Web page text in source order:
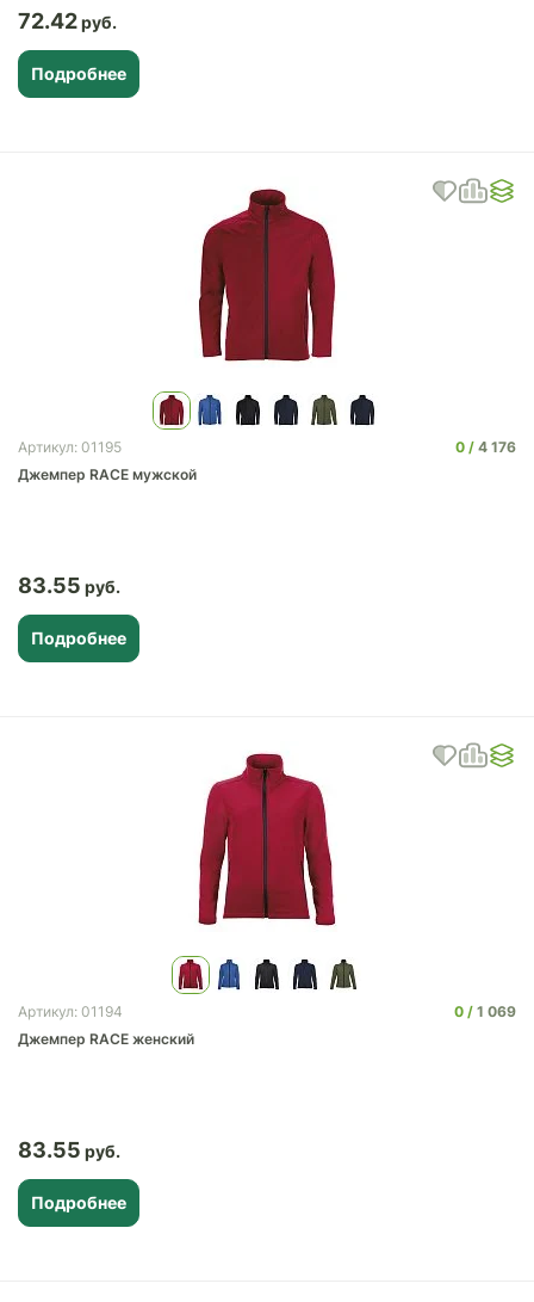
72.42
Подробнее
Артикул: 01195 0
4 176
Джемпер RACE мужской
83.55
Подробнее
Артикул: 01194 0
1 069
Джемпер RACE женский
83.55
Подробнее